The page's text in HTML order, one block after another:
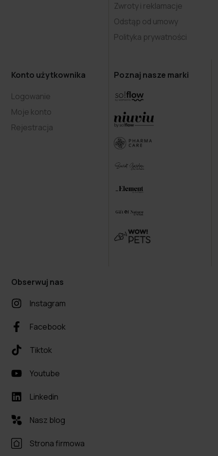
Zwroty i reklamacje
Odstąp od umowy
Polityka prywatności
Konto użytkownika
Logowanie
Moje konto
Rejestracja
Poznaj nasze marki
Obserwuj nas
Instagram
Facebook
Tiktok
Youtube
Linkedin
Nasz blog
Strona firmowa